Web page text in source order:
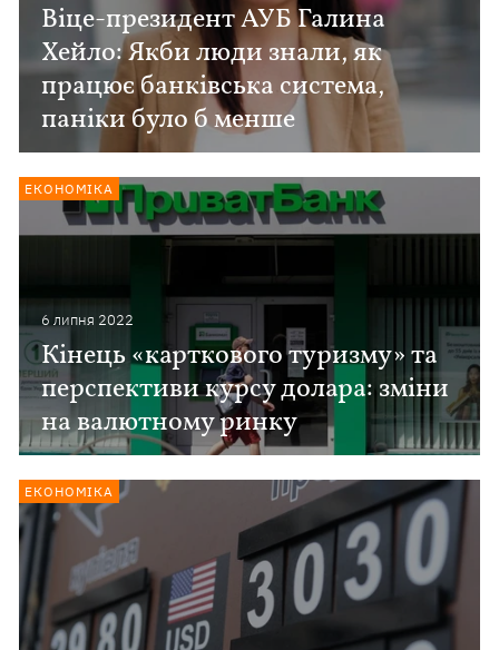
Віце-президент АУБ Галина
Хейло: Якби люди знали, як
працює банківська система,
паніки було б менше
6 липня 2022
Кінець «карткового туризму» та
перспективи курсу долара: зміни
на валютному ринку
ЕКОНОМІКА
ЕКОНОМІКА